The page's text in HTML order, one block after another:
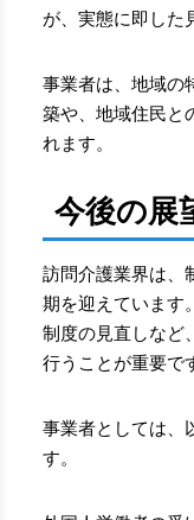
が、実態に即した
事業者は、地域の
築や、地域住民と
れます。
今後の展
訪問介護業界は、
期を迎えています
制度の見直しなど
行うことが重要で
事業者としては、
す。